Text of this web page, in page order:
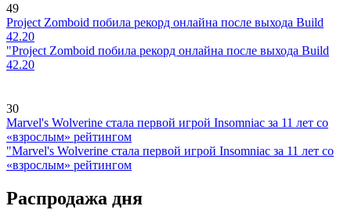
49
Project Zomboid побила рекорд онлайна после выхода Build
42.20
"Project Zomboid побила рекорд онлайна после выхода Build
42.20
30
Marvel's Wolverine стала первой игрой Insomniac за 11 лет со
«взрослым» рейтингом
"Marvel's Wolverine стала первой игрой Insomniac за 11 лет со
«взрослым» рейтингом
Распродажа дня